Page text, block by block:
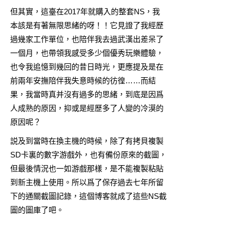
但其實，這臺在2017年就購入的整套NS，我
本該是有著無限思緒的呀！！它見證了我經歷
過幾家工作單位，也陪伴我去過武漢出差呆了
一個月，也帶領我感受多少個優秀玩樂體驗，
也令我追憶到幾回的昔日時光，更應提及是在
前兩年安撫陪伴我失意時候的彷徨……而結
果，我當時真并沒有過多的思緒，到底是因爲
人成熟的原因，抑或是經歷多了人變的冷漠的
原因呢？
説及到當時在換主機的時候，除了有拷貝複製
SD卡裏的數字游戲外，也有備份原來的截圖，
但最後情況也一如游戲那樣，是不能複製粘貼
到新主機上使用。所以爲了保存過去七年所留
下的通關截圖記錄，這個博客就成了這些NS截
圖的圖庫了吧。